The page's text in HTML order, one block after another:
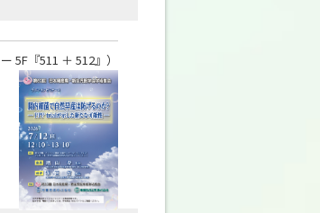
5F『511 ＋ 512』）